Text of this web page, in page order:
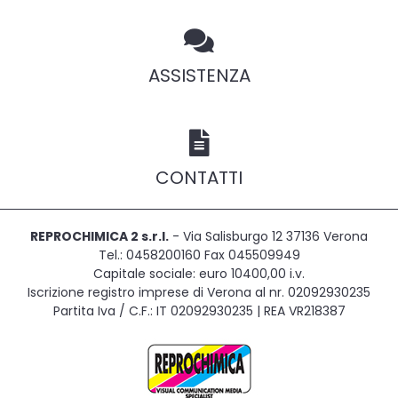
ASSISTENZA
CONTATTI
REPROCHIMICA 2 s.r.l. - Via Salisburgo 12 37136 Verona
Tel.: 0458200160 Fax 045509949
Capitale sociale: euro 10400,00 i.v.
Iscrizione registro imprese di Verona al nr. 02092930235
Partita Iva / C.F.: IT 02092930235 | REA VR218387